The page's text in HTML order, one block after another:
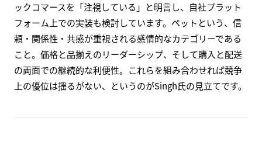
ックコマースを「注視している」と明言し、自社プラット
フォーム上での実装も検討しています。ペットという、信
頼・関係性・共感が重視される感情的なカテゴリーである
こと。価格と品揃えのリーダーシップ、そして購入と配送
の両面での継続的な利便性。これらを組み合わせれば競争
上の優位は揺るがない、というのがSingh氏の見立てです。